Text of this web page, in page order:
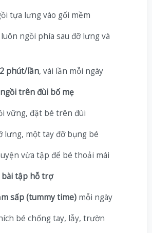
tựa lưng vào gối mềm
ngồi phía sau đỡ lưng và
phút/lần, vài lần mỗi ngày
trên đùi bố mẹ
vững, đặt bé trên đùi
lưng, một tay đỡ bụng bé
vừa tập để bé thoải mái
bài tập hỗ trợ
sấp (tummy time)mỗi ngày
bé chống tay, lẫy, trườn